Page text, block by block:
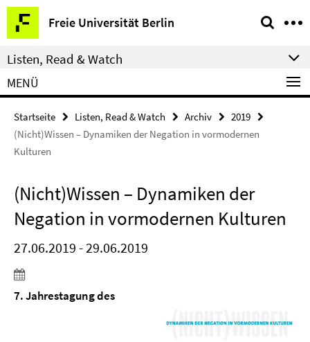
Springe
direkt
zu
Inhalt
Freie Universität Berlin
Service-
Navigation
Listen, Read & Watch
MENÜ
Startseite Listen, Read & Watch Archiv
2019
(Nicht)Wissen – Dynamiken der Negation in vormodernen
Kulturen
(Nicht)Wissen – Dynamiken der
Negation in vormodernen Kulturen
27.06.2019 - 29.06.2019
7. Jahrestagung des